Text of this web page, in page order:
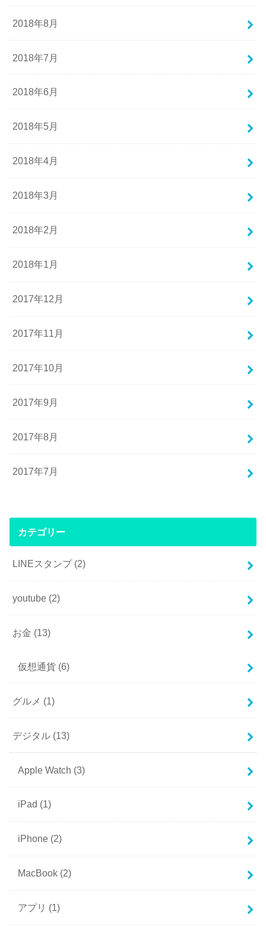
2018年8月
2018年7月
2018年6月
2018年5月
2018年4月
2018年3月
2018年2月
2018年1月
2017年12月
2017年11月
2017年10月
2017年9月
2017年8月
2017年7月
カテゴリー
LINEスタンプ (2)
youtube (2)
お金 (13)
仮想通貨 (6)
グルメ (1)
デジタル (13)
Apple Watch (3)
iPad (1)
iPhone (2)
MacBook (2)
アプリ (1)